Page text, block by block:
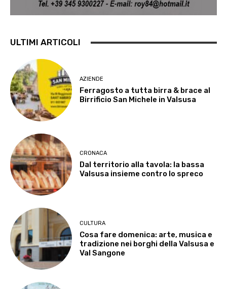
ULTIMI ARTICOLI
AZIENDE
Ferragosto a tutta birra & brace al
Birrificio San Michele in Valsusa
CRONACA
Dal territorio alla tavola: la bassa
Valsusa insieme contro lo spreco
CULTURA
Cosa fare domenica: arte, musica e
tradizione nei borghi della Valsusa e
Val Sangone